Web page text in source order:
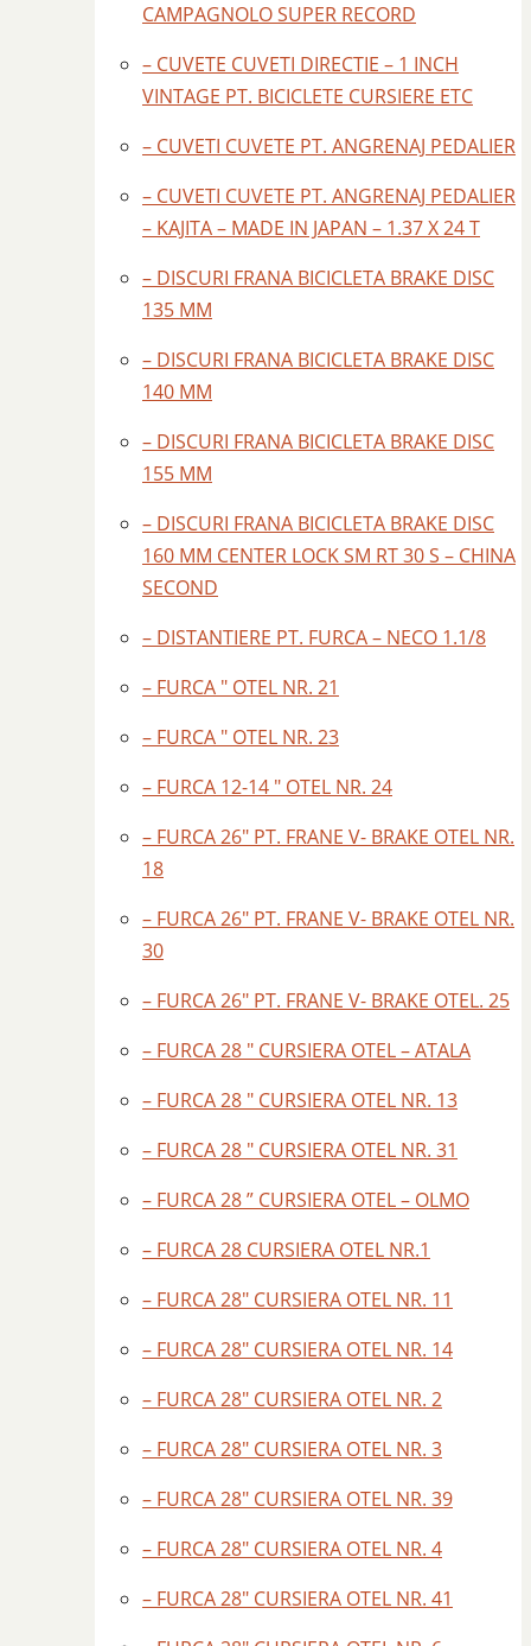
CAMPAGNOLO SUPER RECORD
– CUVETE CUVETI DIRECTIE – 1 INCH
VINTAGE PT. BICICLETE CURSIERE ETC
– CUVETI CUVETE PT. ANGRENAJ PEDALIER
– CUVETI CUVETE PT. ANGRENAJ PEDALIER
– KAJITA – MADE IN JAPAN – 1.37 X 24 T
– DISCURI FRANA BICICLETA BRAKE DISC
135 MM
– DISCURI FRANA BICICLETA BRAKE DISC
140 MM
– DISCURI FRANA BICICLETA BRAKE DISC
155 MM
– DISCURI FRANA BICICLETA BRAKE DISC
160 MM CENTER LOCK SM RT 30 S – CHINA
SECOND
– DISTANTIERE PT. FURCA – NECO 1.1/8
– FURCA ″ OTEL NR. 21
– FURCA ″ OTEL NR. 23
– FURCA 12-14 ″ OTEL NR. 24
– FURCA 26″ PT. FRANE V- BRAKE OTEL NR.
18
– FURCA 26″ PT. FRANE V- BRAKE OTEL NR.
30
– FURCA 26″ PT. FRANE V- BRAKE OTEL. 25
– FURCA 28 " CURSIERA OTEL – ATALA
– FURCA 28 " CURSIERA OTEL NR. 13
– FURCA 28 " CURSIERA OTEL NR. 31
– FURCA 28 ” CURSIERA OTEL – OLMO
– FURCA 28 CURSIERA OTEL NR.1
– FURCA 28″ CURSIERA OTEL NR. 11
– FURCA 28″ CURSIERA OTEL NR. 14
– FURCA 28″ CURSIERA OTEL NR. 2
– FURCA 28″ CURSIERA OTEL NR. 3
– FURCA 28″ CURSIERA OTEL NR. 39
– FURCA 28″ CURSIERA OTEL NR. 4
– FURCA 28″ CURSIERA OTEL NR. 41